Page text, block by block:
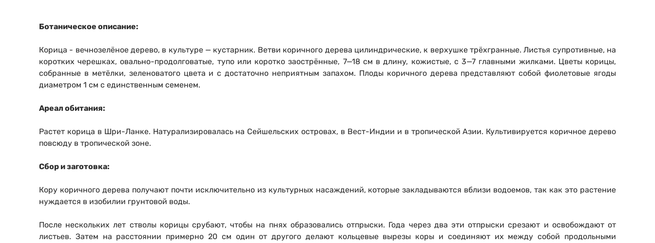
Ботаническое описание:
Корица - вечнозелёное дерево, в культуре — кустарник. Ветви коричного дерева цилиндрические, к верхушке трёхгранные. Листья супротивные, на
коротких черешках, овально-продолговатые, тупо или коротко заострённые, 7—18 см в длину, кожистые, с 3—7 главными жилками. Цветы корицы,
собранные в метёлки, зеленоватого цвета и с достаточно неприятным запахом. Плоды коричного дерева представляют собой фиолетовые ягоды
диаметром 1 см с единственным семенем.
Ареал обитания:
Растет корица в Шри-Ланке. Натурализировалась на Сейшельских островах, в Вест-Индии и в тропической Азии. Культивируется коричное дерево
повсюду в тропической зоне.
Сбор и заготовка:
Кору коричного дерева получают почти исключительно из культурных насаждений, которые закладываются вблизи водоемов, так как это растение
нуждается в изобилии грунтовой воды.
После нескольких лет стволы корицы срубают, чтобы на пнях образовались отпрыски. Года через два эти отпрыски срезают и освобождают от
листьев. Затем на расстоянии примерно 20 см один от другого делают кольцевые вырезы коры и соединяют их между собой продольными